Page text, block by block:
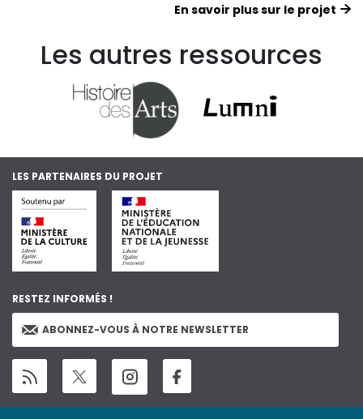
En savoir plus sur le projet
Les autres ressources
LES PARTENAIRES DU PROJET
RESTEZ INFORMÉS !
ABONNEZ-VOUS À NOTRE NEWSLETTER